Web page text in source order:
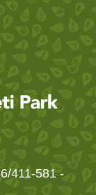
411-581 -